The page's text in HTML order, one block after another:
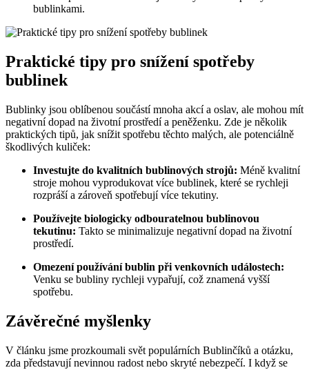
bublinkami.
Praktické tipy pro snížení spotřeby
bublinek
Bublinky jsou oblíbenou součástí mnoha akcí a oslav, ale mohou mít
negativní dopad na životní prostředí a peněženku. Zde je několik
praktických tipů, jak snížit spotřebu těchto malých, ale potenciálně
škodlivých kuliček:
Investujte do kvalitních bublinových strojů: Méně kvalitní
stroje mohou vyprodukovat více bublinek, které se rychleji
rozpráší a zároveň spotřebují více tekutiny.
Používejte biologicky odbouratelnou bublinovou
tekutinu: Takto se minimalizuje negativní dopad na životní
prostředí.
Omezení používání bublin při venkovních událostech:
Venku se bubliny rychleji vypařují, což znamená vyšší
spotřebu.
Závěrečné myšlenky
V článku jsme prozkoumali svět populárních Bublinčíků a otázku,
zda představují nevinnou radost nebo skryté nebezpečí. I když se